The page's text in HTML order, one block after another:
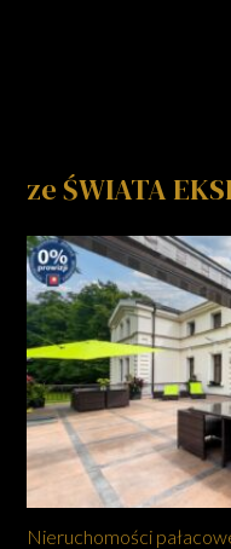
ze ŚWIATA
Nieruchomości